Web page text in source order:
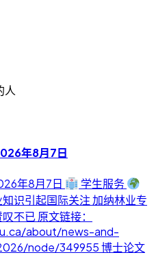
人
年8月7日
年8月7日
学生服务
识引起国际关注 加纳林业专
不已 原文链接：
about/news-and-
node/349955 博士论文